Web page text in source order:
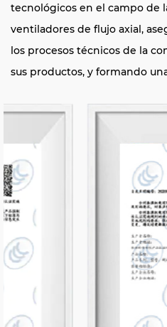
tecnológicos en el campo de
ventiladores de flujo axial,
los procesos técnicos de la
sus productos, y formando